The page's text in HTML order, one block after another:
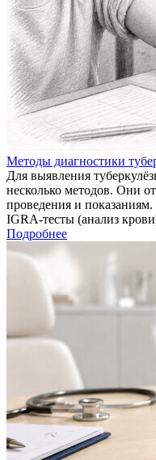
Методы диагностики
Для выявления
несколько методов. Они
проведения и
IGRA-тесты (анализ
Подробнее